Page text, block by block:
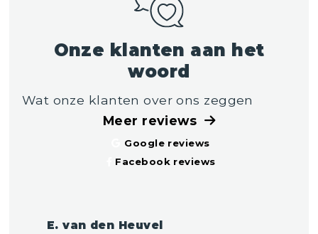
Onze klanten aan het
woord
Wat onze klanten over ons zeggen
Meer reviews
Google reviews
Facebook reviews
E. van den Heuvel